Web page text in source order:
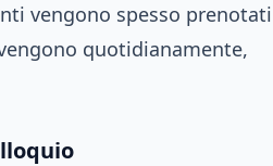
vengono spesso prenotati
quotidianamente,